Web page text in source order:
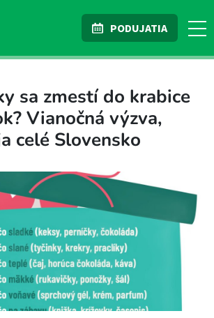
PODUJATIA
sa zmestí do krabice
Vianočná výzva,
celé Slovensko